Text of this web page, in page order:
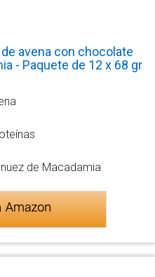
avena con chocolate
- Paquete de 12 x 68 gr
de Macadamia